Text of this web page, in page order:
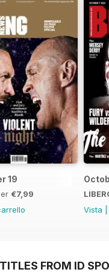
19
€7,99
Vista
FROM ID